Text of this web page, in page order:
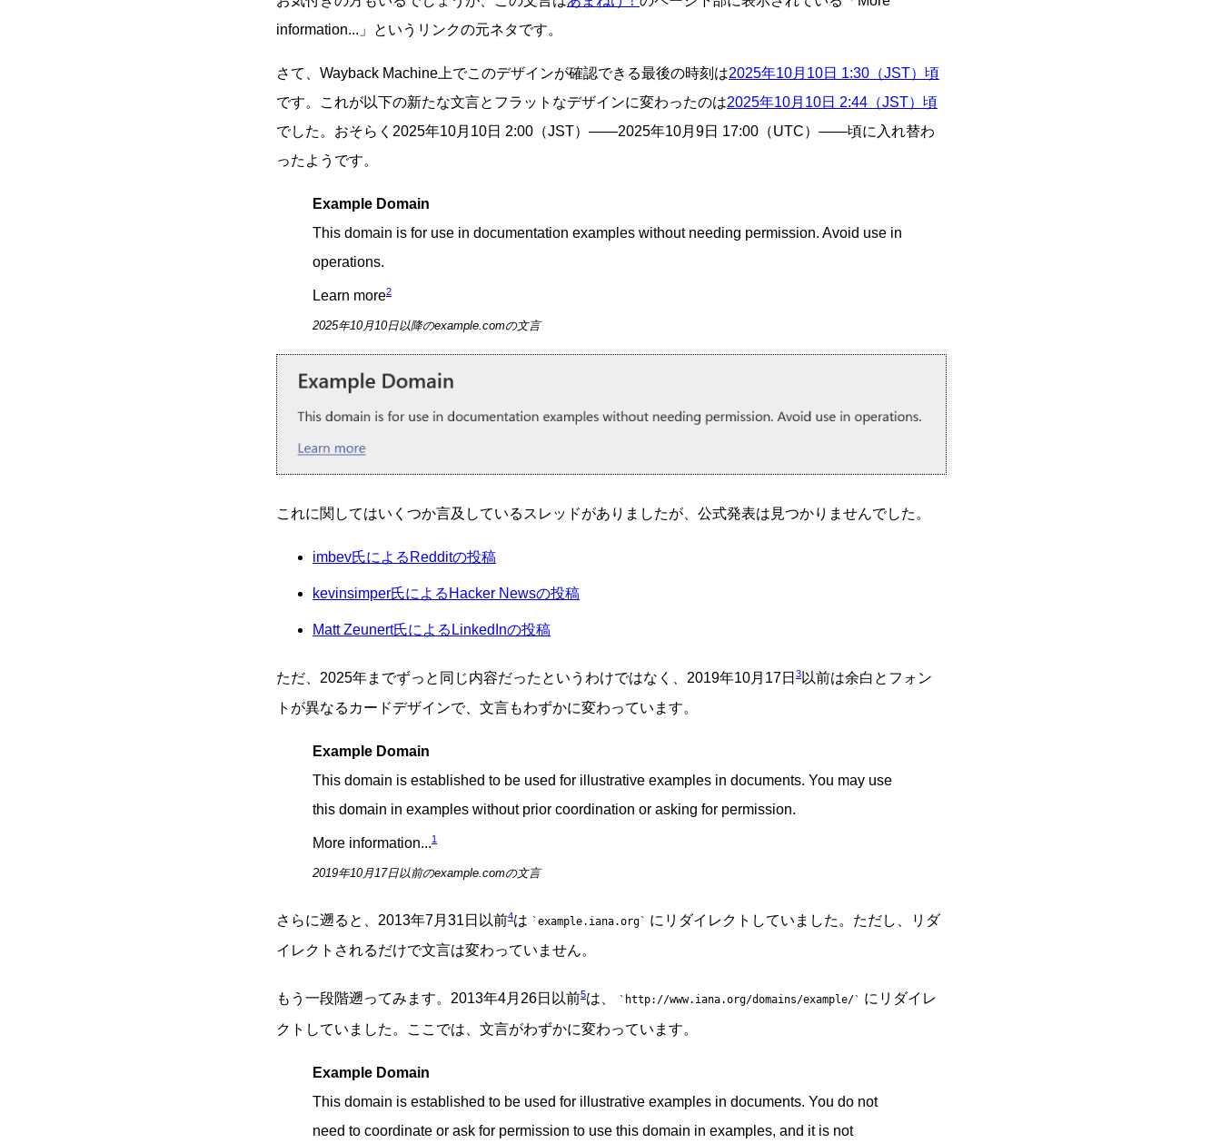
information...」というリンクの元ネタです。
さて、Wayback Machine上でこのデザインが確認できる最後の時刻は2025年10月10日 1:30（JST）頃
です。これが以下の新たな文言とフラットなデザインに変わったのは2025年10月10日 2:44（JST）頃
でした。おそらく2025年10月10日 2:00（JST）――2025年10月9日 17:00（UTC）――頃に入れ替わ
ったようです。
Example Domain
This domain is for use in documentation examples without needing permission. Avoid use in
operations.
Learn more2
2025年10月10日以降のexample.comの文言
これに関してはいくつか言及しているスレッドがありましたが、公式発表は見つかりませんでした。
imbev氏によるRedditの投稿
kevinsimper氏によるHacker Newsの投稿
Matt Zeunert氏によるLinkedInの投稿
ただ、2025年までずっと同じ内容だったというわけではなく、2019年10月17日 3以前は余白とフォン
トが異なるカードデザインで、文言もわずかに変わっています。
Example Domain
This domain is established to be used for illustrative examples in documents. You may use
this domain in examples without prior coordination or asking for permission.
More information...1
2019年10月17日以前のexample.comの文言
さらに遡ると、2013年7月31日以前4は example.iana.org
にリダイレクトしていました。ただし、リダ
イレクトされるだけで文言は変わっていません。
もう一段階遡ってみます。2013年4月26日以前5は、 http://www.iana.org/domains/example/
にリダイレ
クトしていました。ここでは、文言がわずかに変わっています。
Example Domain
This domain is established to be used for illustrative examples in documents. You do not
need to coordinate or ask for permission to use this domain in examples, and it is not